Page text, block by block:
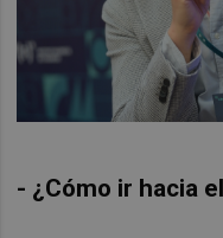
- ¿Cómo ir hacia